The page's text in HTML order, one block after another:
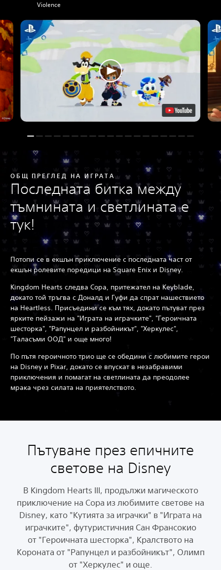
Violence
ОБЩ ПРЕГЛЕД НА ИГРАТА
Последната битка между
тъмнината и светлината е
тук!
Потопи се в екшън приключение с последната част от
екшън ролевите поредици на Square Enix и Disney.
Kingdom Hearts следва Сора, притежател на Keyblade,
докато той тръгва с Доналд и Гуфи да спрат нашествието
на Heartless. Присъедини се към тях, докато пътуват през
ярките пейзажи на "Играта на играчките", "Героичната
шесторка", "Рапунцел и разбойникът", "Херкулес",
"Таласъми ООД" и още много!
По пътя героичното трио ще се обедини с любимите герои
на Disney и Pixar, докато се впускат в незабравими
приключения и помагат на светлината да преодолее
мрака чрез силата на приятелството.
Пътуване през епичните
светове на Disney
В Kingdom Hearts III, продължи магическото
приключение на Сора из любимите светове на
Disney, като "Кутията за играчки" в "Играта на
играчките", футуристичния Сан Франсокио
от "Героичната шесторка", Кралството на
Короната от "Рапунцел и разбойникът", Олимп
от "Херкулес" и още.